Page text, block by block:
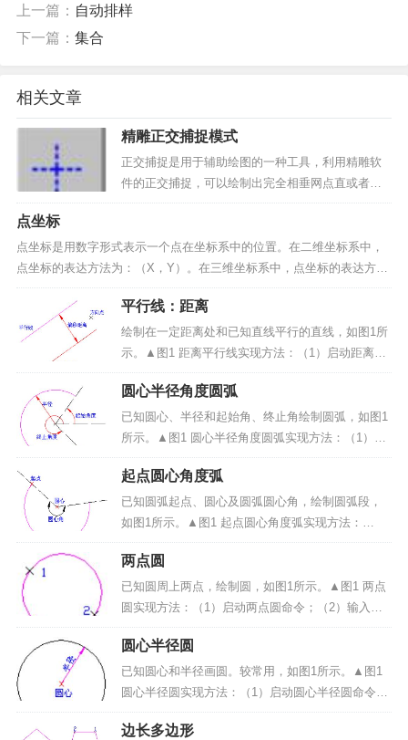
上一篇： 自动排样
下一篇： 集合
相关文章
精雕正交捕捉模式
正交捕捉是用于辅助绘图的一种工具，利用精雕软
件的正交捕捉，可以绘制出完全相垂网点直或者相
互平行的直线，特别是在许多绘制需要完全垂直和
面方法可切换正交的开启与关闭：1、单击菜单栏中
的“视图/正交捕捉...
点坐标
点坐标是用数字形式表示一个点在坐标系中的位置。在二维坐标系中，
点坐标的表达方法为：（X，Y）。在三维坐标系中，点坐标的表达方法
为：（X，Y，Z）。其中 X 表示 X 轴坐标值，Y 表示 Y 轴坐标值，Z
表示 Z 轴坐标值。注意：在精雕软件...
平行线：距离
绘制在一定距离处和已知直线平行的直线，如图1所
示。▲图1 距离平行线实现方法：（1）启动距离平
行线命令；（2）拾取直线；（3）输入距离；（4）
选择偏移方向。操作步骤：1、启动距离平行线命
令：点击“绘制”-> “直线”菜单项或绘制工具条...
圆心半径角度圆弧
已知圆心、半径和起始角、终止角绘制圆弧，如图1
所示。▲图1 圆心半径角度圆弧实现方法：（1）启
动圆心半径角度圆弧命令；（2）输入圆心点；
（3）输入圆弧的半径；（4）输入圆弧起始角和终
止角。操作步骤：1、启动圆心半径角圆弧命令：点
击“曲线绘制...
起点圆心角度弧
已知圆弧起点、圆心及圆弧圆心角，绘制圆弧段，
如图1所示。▲图1 起点圆心角度弧实现方法：
（1）启动起点圆心角度弧命令；（2）输入圆弧起
点和圆心点；（3）输入圆弧圆心角。操作步骤：
1、启动起点圆心角度弧命令：选择导航工具栏中的
<起点圆心...
两点圆
已知圆周上两点，绘制圆，如图1所示。▲图1 两点
圆实现方法：（1）启动两点圆命令；（2）输入圆
周上两点。操作步骤：1、启动两点圆命令：点击“曲
线绘制”->“圆”菜单项或绘制工具条中的<绘制圆（如
下图2）>按钮；▲图2 绘制...
圆心半径圆
已知圆心和半径画圆。较常用，如图1所示。▲图1
圆心半径圆实现方法：（1）启动圆心半径圆命令；
（2）输入圆心点；（3）输入半径。操作步骤：1、
启动圆心半径圆命令：点击“曲线绘制”->“圆”菜单项
边长多边形